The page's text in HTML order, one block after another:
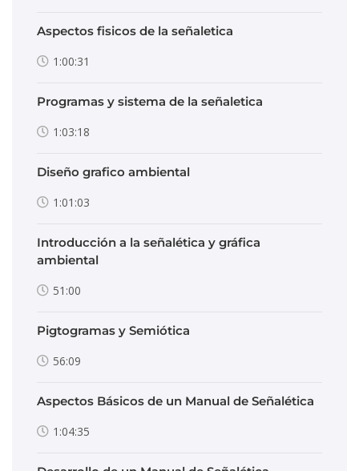
Aspectos fisicos de la señaletica
1:00:31
Programas y sistema de la señaletica
1:03:18
Diseño grafico ambiental
1:01:03
Introducción a la señalética y gráfica
ambiental
51:00
Pigtogramas y Semiótica
56:09
Aspectos Básicos de un Manual de Señalética
1:04:35